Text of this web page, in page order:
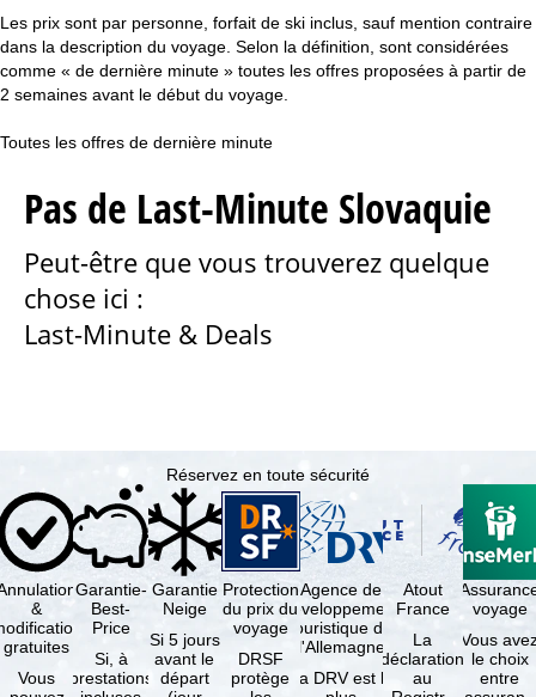
u
e
i
Les prix sont par personne, forfait de ski inclus, sauf mention contraire
dans la description du voyage. Selon la définition, sont considérées
comme « de dernière minute » toutes les offres proposées à partir de
2 semaines avant le début du voyage.
Toutes les offres de dernière minute
Pas de Last-Minute Slovaquie
Peut-être que vous trouverez quelque
chose ici :
Last-Minute & Deals
Réservez en toute sécurité
&
gratuites
Vous
Garantie-
Best-
Price
Si, à
prestations
Garantie
Neige
Si 5 jours
avant le
départ
Protection
du prix du
voyage
DRSF
protège
Agence de
développement
touristique de
l'Allemagne
La DRV est la
Atout
France
La
déclaration
au
voyage
Vous
le choix
entre